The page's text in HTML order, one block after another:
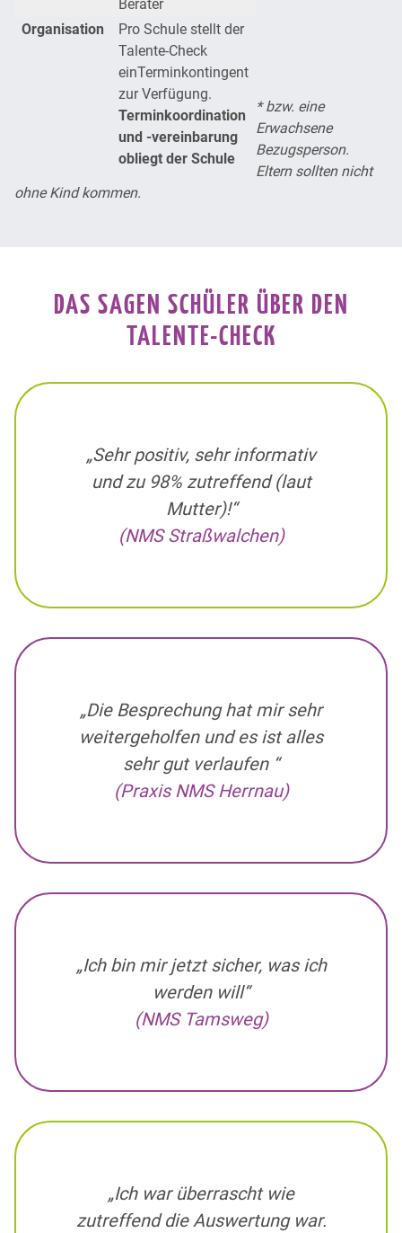
Berater
Organisation
Pro Schule stellt der
Talente-Check
einTerminkontingent
zur Verfügung.
Terminkoordination
und -vereinbarung
obliegt der Schule
* bzw. eine
Erwachsene
Bezugsperson.
Eltern sollten nicht
ohne Kind kommen.
DAS SAGEN SCHÜLER ÜBER DEN
TALENTE-CHECK
„Sehr positiv, sehr informativ
und zu 98% zutreffend (laut
Mutter)!“
(NMS Straßwalchen)
„Die Besprechung hat mir sehr
weitergeholfen und es ist alles
sehr gut verlaufen “
(Praxis NMS Herrnau)
„Ich bin mir jetzt sicher, was ich
werden will“
(NMS Tamsweg)
„Ich war überrascht wie
zutreffend die Auswertung war.